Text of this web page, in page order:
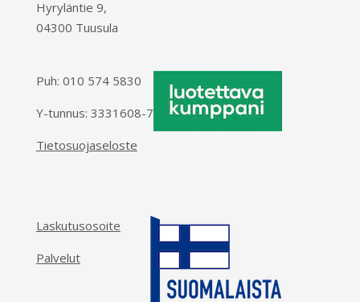
Hyryläntie 9,
04300 Tuusula
Puh: 010 574 5830
Y-tunnus: 3331608-7
Tietosuojaseloste
Laskutusosoite
Palvelut